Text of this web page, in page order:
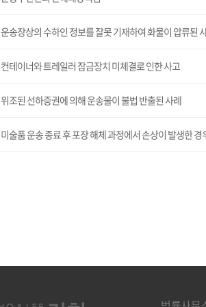
운송장상의 수하인 정보를 잘못 기재하여 화물이 압류된
컨테이너와 트레일러 잠금장치 미체결로 인한 사고
위조된 선하증권에 의해 운송물이 불법 반출된 사례
미술품 운송 종료 후 포장 해체 과정에서 손상이 발생한 경